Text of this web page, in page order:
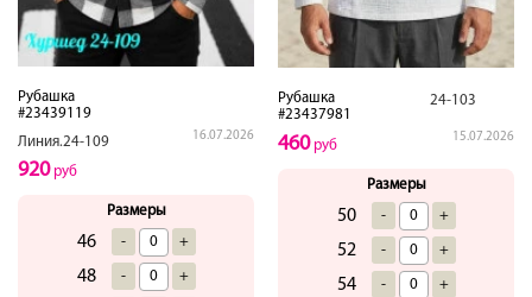
Рубашка
#23439119
Линия.24-109
16.07.2026
920руб
Размеры
46 - +
48 - +
Рубашка
#23437981
24-103
15.07.2026
460руб
Размеры
50 - +
52 - +
54 - +